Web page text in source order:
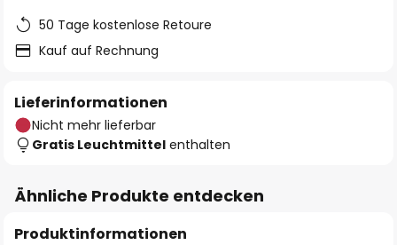
50 Tage kostenlose Retoure
Kauf auf Rechnung
Lieferinformationen
Nicht mehr lieferbar
Gratis Leuchtmittel enthalten
Ähnliche Produkte entdecken
Produktinformationen